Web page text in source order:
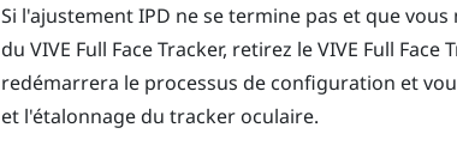
Si l'ajustement IPD ne se termine pas et que
du VIVE Full Face Tracker, retirez leVIVE Full Face
redémarrera le processus de configuration et
et l'étalonnage du tracker oculaire.